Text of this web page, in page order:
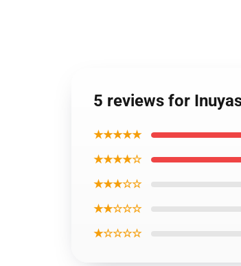
5 reviews for
★★★★★
★★★★☆
★★★☆☆
★★☆☆☆
★☆☆☆☆